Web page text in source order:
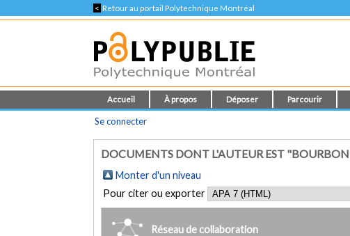
< Retour au portail Polytechnique Montréal
Accueil À propos Déposer Parcourir
Se connecter
DOCUMENTS DONT L'AUTEUR EST
Monter d'un niveau
Pour citer ou exporter
Réseau de collaboration